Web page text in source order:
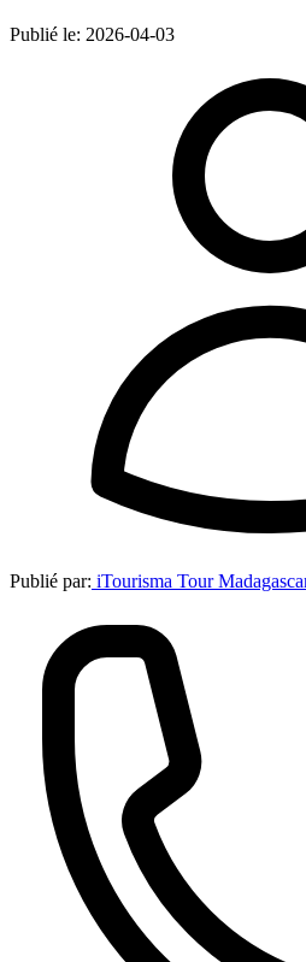
Publié le: 2026-04-03
Publié par: iTourisma Tour